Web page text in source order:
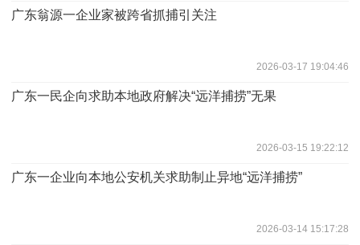
广东翁源一企业家被跨省抓捕引关注
2026-03-17 19:04:46
广东一民企向求助本地政府解决“远洋捕捞”无果
2026-03-15 19:22:12
广东一企业向本地公安机关求助制止异地“远洋捕捞”
2026-03-14 15:17:28